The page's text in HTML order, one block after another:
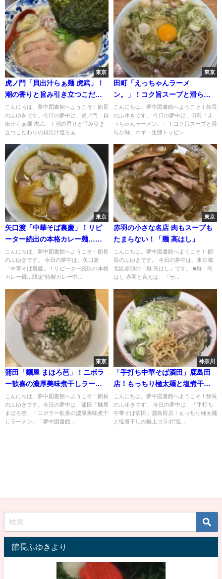
東京
虎ノ門「貝出汁らぁ麺 虎武」！
潮の香りと旨み引き立つこだわ
りの貝出汁塩らぁ麺
こんにちは。夢中図書館へようこそ！館長
のふゆきです。今日の夢中は、虎ノ門「貝
出汁らぁ麺 虎武」！潮の香りと旨み引き
立つこだわりの貝出汁塩らぁ...
東京
田町「えっちゃんラーメ
ン。」！コク旨スープと滑らか
麺、ネギ・生卵トッピングでち
ゃん系の魅力にハマる…
こんにちは。夢中図書館へようこそ！館長
のふゆきです。 今日の夢中は、田町「え
っちゃんラーメン。」！コク旨スープと滑
らか麺、ネギ・生卵トッピン...
東京
矢口渡「中華そば裏慶」！リピ
ーター続出の本格カレー麺…限
定"特製カレー中華そば"
こんにちは。夢中図書館へようこそ！館長
のふゆきです。 今日の夢中は、矢口渡
「中華そば裏慶」！リピーター続出の本格
カレー麺…限定"特製カレー中...
東京
赤羽の小さな名店 肉もスープも
たまらない！「麺 高はし」
こんにちは。夢中図書館へようこそ！ 館
長のふゆきです。 今日の夢中は、東京都
北区赤羽の「麺 高はし」です。 ■麺 高
はし 赤羽と言えば、「せ...
東京
蒲田「麵屋 まほろ芭」！ニボラ
ー歓喜の濃厚美味煮干しラーメ
ン
こんにちは。夢中図書館へようこそ！館長
のふゆきです。今日の夢中は、蒲田「麵屋
まほろ芭」！ニボラー歓喜の濃厚美味煮干
しラーメン。「夢中図書館...
神奈川
「手打ち中華そば酒田」鹿島田
店！もっちり極太麺と塩煮干し
の極上コラボ"塩中華そば"
こんにちは。夢中図書館へようこそ！館長
のふゆきです。 今日の夢中は、「手打ち
中華そば酒田」鹿島田店！もっちり極太麺
と塩煮干しの極上コラボ"塩...
館長ふゆきより